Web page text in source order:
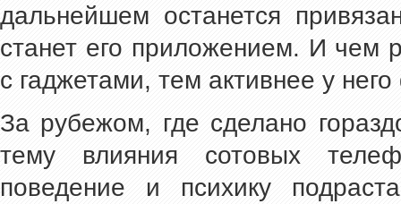
дальнейшем останется
станет его приложением. И чем
с гаджетами, тем активнее у
За рубежом, где сделано
тему влияния сотовых
поведение и психику